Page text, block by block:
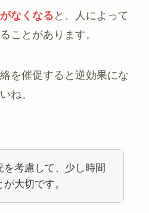
なくなる と、人によって
ことがあります。
を催促すると逆効果にな
ね。
を考慮して、少し時間
大切です。